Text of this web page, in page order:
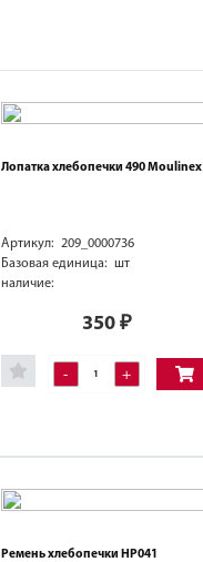
Лопатка хлебопечки 490 Moulinex
Артикул: 209_0000736
Базовая единица: шт
наличие:
350₽
- +
Ремень хлебопечки HP041